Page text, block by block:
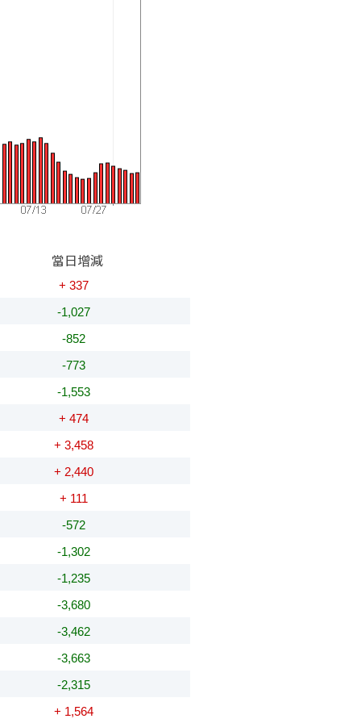
當日增減
+ 337
-1,027
-852
-773
-1,553
+ 474
+ 3,458
+ 2,440
+ 111
-572
-1,302
-1,235
-3,680
-3,462
-3,663
-2,315
+ 1,564